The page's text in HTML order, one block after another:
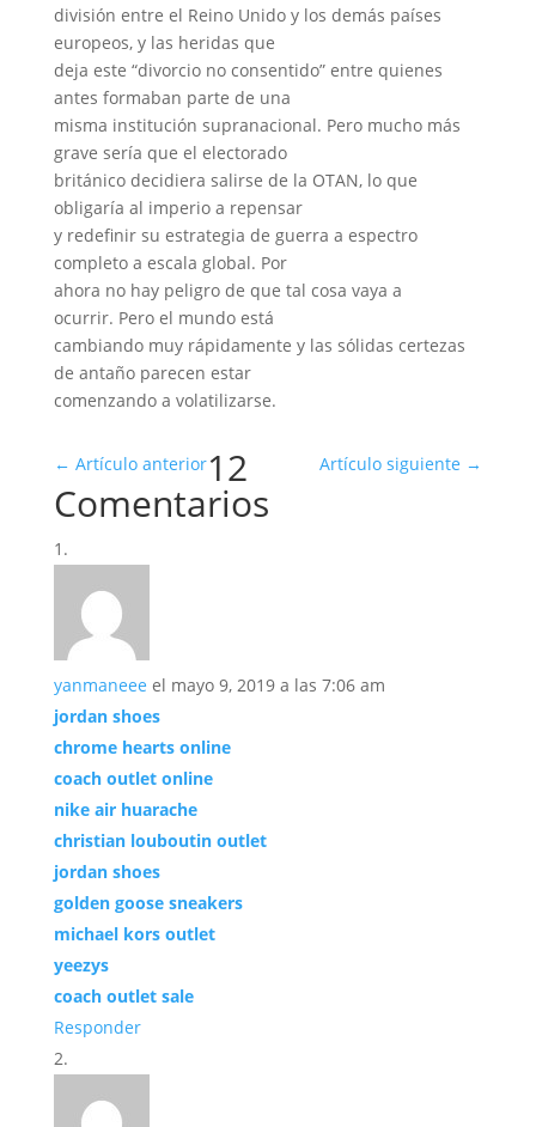
división entre el Reino Unido y los demás países
europeos, y las heridas que
deja este “divorcio no consentido” entre quienes
antes formaban parte de una
misma institución supranacional. Pero mucho más
grave sería que el electorado
británico decidiera salirse de la OTAN, lo que
obligaría al imperio a repensar
y redefinir su estrategia de guerra a espectro
completo a escala global. Por
ahora no hay peligro de que tal cosa vaya a
ocurrir. Pero el mundo está
cambiando muy rápidamente y las sólidas certezas
de antaño parecen estar
comenzando a volatilizarse.
← Artículo anterior Artículo siguiente →
12
Comentarios
yanmaneee el mayo 9, 2019 a las 7:06 am
jordan shoes
chrome hearts online
coach outlet online
nike air huarache
christian louboutin outlet
jordan shoes
golden goose sneakers
michael kors outlet
yeezys
coach outlet sale
Responder